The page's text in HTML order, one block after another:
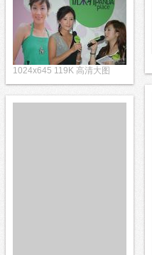
1024x645 119K 高清大图